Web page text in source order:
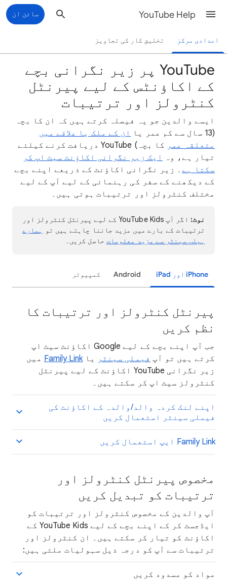
YouTube Help سائن ان
امدادی مرکز تخلیق کار کی تجاویز
‫YouTube پر زیر نگرانی بچے
کے اکاؤنٹس کے لیے پیرنٹل
کنٹرولز اور ترتیبات
ایسے والدین جو یہ فیصلہ کرتے ہیں کہ ان کا بچہ
(13 سال سے کم عمر یا
ان کے ملک یا علاقے میں
متعلقہ عمر
کا بچہ) YouTube دریافت کرنے کیلئے
تیار ہے، وہ ایک زیر نگرانی اکاؤنٹ سیٹ اپ کر
سکتا ہے۔ زیر نگرانی اکاؤنٹ کے ذریعے اپنے بچے
کے دیکھنے کے سفر کی رہنمائی کے لیے آپ کے لیے
مختلف کنٹرولز اور ترتیبات ہوتی ہیں۔
نوٹ:
اگر آپ YouTube Kids کے لیے پیرنٹل کنٹرولز اور
ترتیبات کے بارے میں مزید جاننا چاہتے ہیں تو
ہمارے
ہیلپ سینٹر سے مزید معلومات حاصل کریں۔
‫iPhone اور iPad Android کمپیوٹر
پیرنٹل کنٹرولز اور ترتیبات کا
نظم کریں
جب آپ اپنے بچے کے لیے Google اکاؤنٹ سیٹ اپ
کرتے ہیں تو آپ فیملی سینٹر یاFamily Link میں
زیر نگرانی YouTube اکاؤنٹ کے لیے پیرنٹل
کنٹرولز سیٹ اپ کر سکتے ہیں۔
اپنے لنک کردہ والد/والدہ کے اکاؤنٹ کی
فیملی سینٹر استعمال کریں
‫Family Link ایپ استعمال کریں
مخصوص پیرنٹل کنٹرولز اور
ترتیبات کو تبدیل کریں
آپ والدین کے مخصوص کنٹرولز اور ترتیبات کو
ایڈجسٹ کر کے اپنے بچے کے لیے YouTube Kids کے
اکاؤنٹ کو تیار کر سکتے ہیں۔ ان کنٹرولز اور
ترتیبات سے آپ کو درجہ ذیل سہولیات ملتی ہیں:
مواد کو مسدود کریں